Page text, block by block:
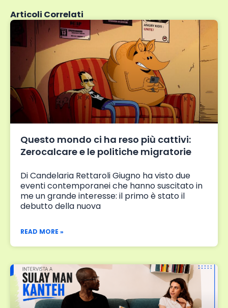
Articoli Correlati
Questo mondo ci ha reso più cattivi:
Zerocalcare e le politiche migratorie
Di Candelaria Rettaroli Giugno ha visto due
eventi contemporanei che hanno suscitato in
me un grande interesse: il primo è stato il
debutto della nuova
READ MORE »